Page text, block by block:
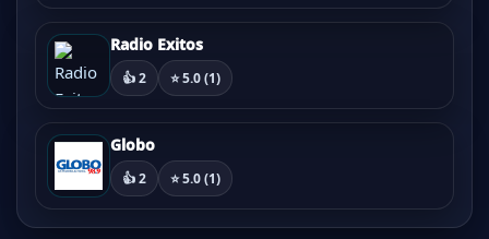
Radio Exitos
👍 2 ⭐ 5.0 (1)
Globo
👍 2 ⭐ 5.0 (1)